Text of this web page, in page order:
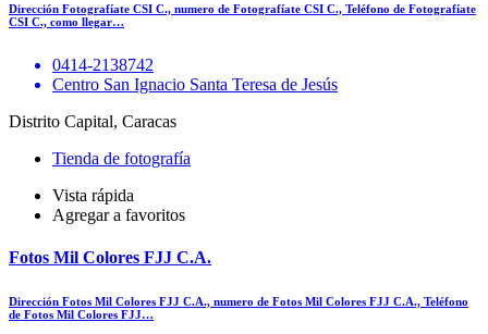
Dirección Fotografíate CSI C., numero de Fotografíate CSI C., Teléfono de Fotografíate
CSI C., como llegar…
0414-2138742
Centro San Ignacio Santa Teresa de Jesús
Distrito Capital, Caracas
Tienda de fotografía
Vista rápida
Agregar a favoritos
Fotos Mil Colores FJJ C.A.
Dirección Fotos Mil Colores FJJ C.A., numero de Fotos Mil Colores FJJ C.A., Teléfono
de Fotos Mil Colores FJJ…